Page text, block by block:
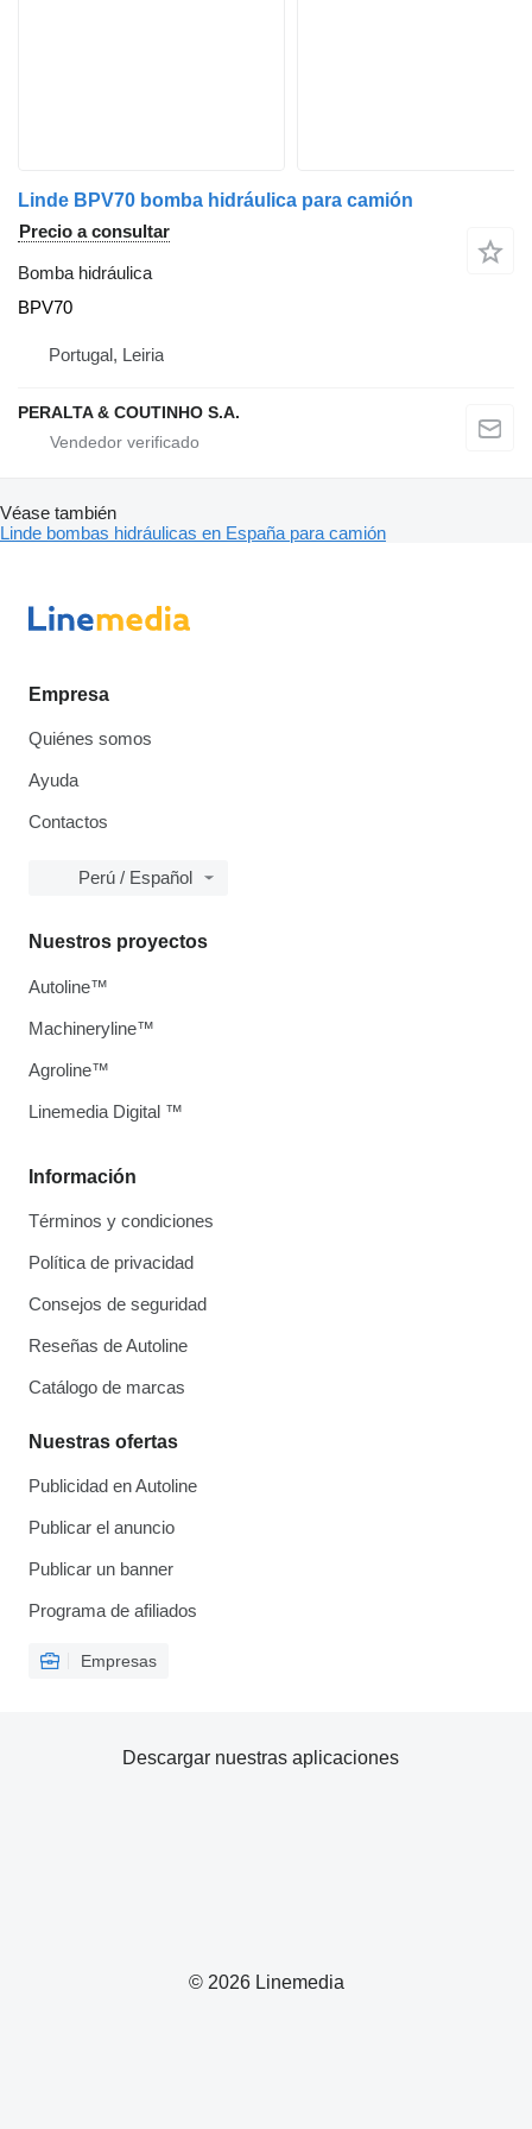
Linde BPV70 bomba hidráulica para camión
Precio a consultar
Bomba hidráulica
BPV70
Portugal, Leiria
PERALTA & COUTINHO S.A.
Véase también
Linde bombas hidráulicas en España para camión
Empresa
Quiénes somos
Ayuda
Contactos
Perú / Español
Información
Términos y condiciones
Política de privacidad
Consejos de seguridad
Reseñas de Autoline
Catálogo de marcas
Nuestras ofertas
Publicidad en Autoline
Publicar el anuncio
Publicar un banner
Programa de afiliados
Empresas
Nuestros proyectos
Autoline™
Machineryline™
Agroline™
Linemedia Digital ™
© 2026 Linemedia
Descargar nuestras aplicaciones